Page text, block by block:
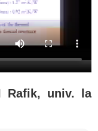
Rafik, univ. la